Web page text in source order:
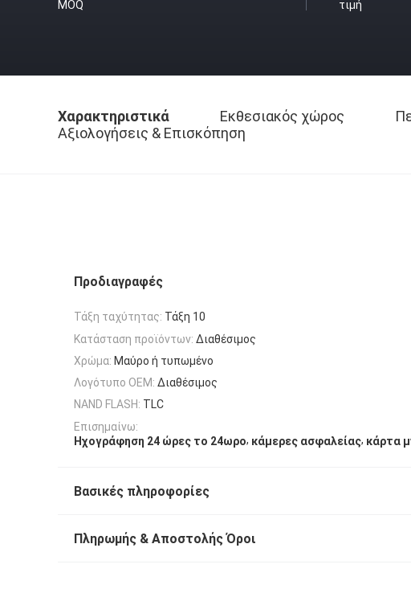
MOQ τιμή
Χαρακτηριστικά Εκθεσιακός χώρος
Αξιολογήσεις & Επισκόπηση
Προδιαγραφές
Τάξη ταχύτητας: Τάξη 10
Κατάσταση προϊόντων: Διαθέσιμος
Χρώμα: Μαύρο ή τυπωμένο
Λογότυπο OEM: Διαθέσιμος
NAND FLASH: TLC
Επισημαίνω:
Ηχογράφηση 24 ώρες το 24ωρο, κάμερες ασφαλείας, κάρτα
Βασικές πληροφορίες
Πληρωμής & Αποστολής Όροι